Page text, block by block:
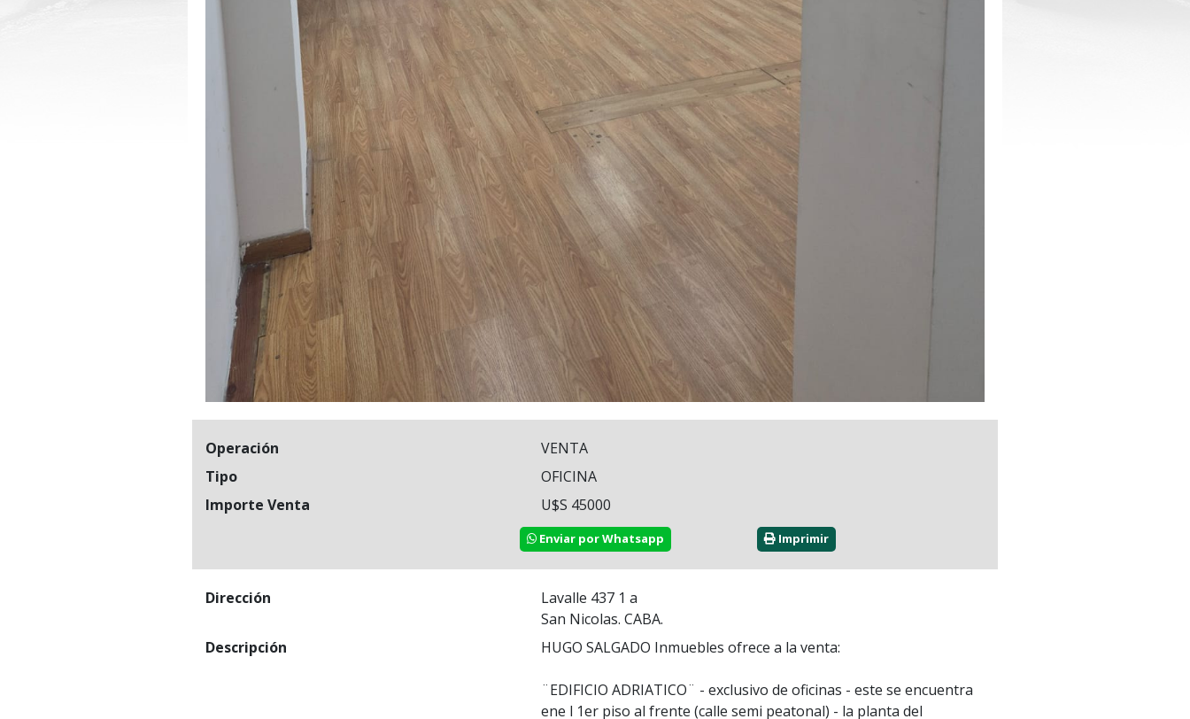
Operación
VENTA
Tipo
OFICINA
Importe Venta
U$S 45000
Enviar por Whatsapp Imprimir
Dirección
Lavalle 437 1 a
San Nicolas. CABA.
Descripción
HUGO SALGADO Inmuebles ofrece a la venta:
¨EDIFICIO ADRIATICO¨ - exclusivo de oficinas - este se encuentra
ene l 1er piso al frente (calle semi peatonal) - la planta del